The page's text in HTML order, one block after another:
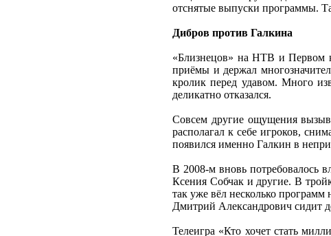
отснятые выпуски программы.
Дибров против Галкина
«Близнецов» на НТВ и Первом
приёмы и держал
кролик перед удавом. Много
деликатно отказался.
Совсем другие ощущения
располагал к себе игроков,
появился именно Галкин в
В 2008-м вновь потребовалось
Ксения Собчак и другие. В
так уже вёл несколько
Дмитрий Александрович сидит
Телеигра «Кто хочет стать